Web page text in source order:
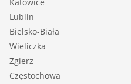
Lublin
Bielsko-Biała
Wieliczka
Zgierz
Częstochowa